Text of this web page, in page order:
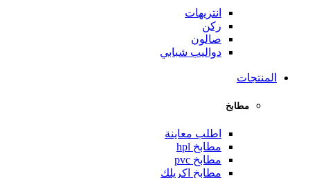
انتريهات
ركن
صالون
دواليب شبابي
المنتجات
مطابخ
اطلب معاينة
مطابخ hpl
مطابخ pvc
مطابخ اكريلك